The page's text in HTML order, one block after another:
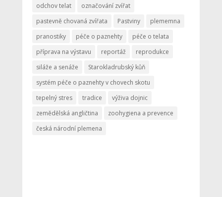
odchov telat
označování zvířat
pastevně chovaná zvířata
Pastviny
plememna
pranostiky
péče o paznehty
péče o telata
příprava na výstavu
reportáž
reprodukce
siláže a senáže
Starokladrubský kůň
systém péče o paznehty v chovech skotu
tepelný stres
tradice
výživa dojnic
zemědělská angličtina
zoohygiena a prevence
česká národní plemena